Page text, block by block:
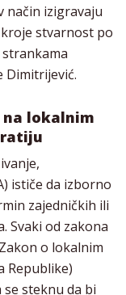
način izigravaju
stvarnost po
Dimitrijević.
lokalnim
ističe da izborno
zajedničkih ili
Svaki od zakona
o lokalnim
Republike)
steknu da bi